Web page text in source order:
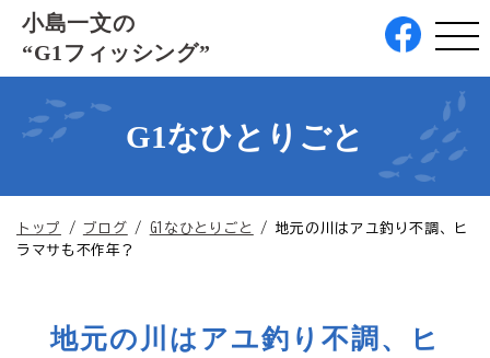
このページの本文へ
小島一文の
“G1フィッシング”
G1なひとりごと
現
在
トップ / ブログ / G1なひとりごと / 地元の川はアユ釣り不調、ヒ
ラマサも不作年？
地元の川はアユ釣り不調、ヒ